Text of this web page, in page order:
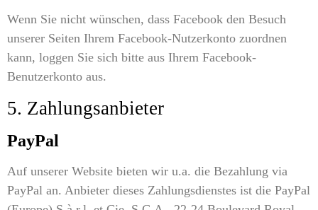
Wenn Sie nicht wünschen, dass Facebook den Besuch
unserer Seiten Ihrem Facebook-Nutzerkonto zuordnen
kann, loggen Sie sich bitte aus Ihrem Facebook-
Benutzerkonto aus.
5. Zahlungsanbieter
PayPal
Auf unserer Website bieten wir u.a. die Bezahlung via
PayPal an. Anbieter dieses Zahlungsdienstes ist die PayPal